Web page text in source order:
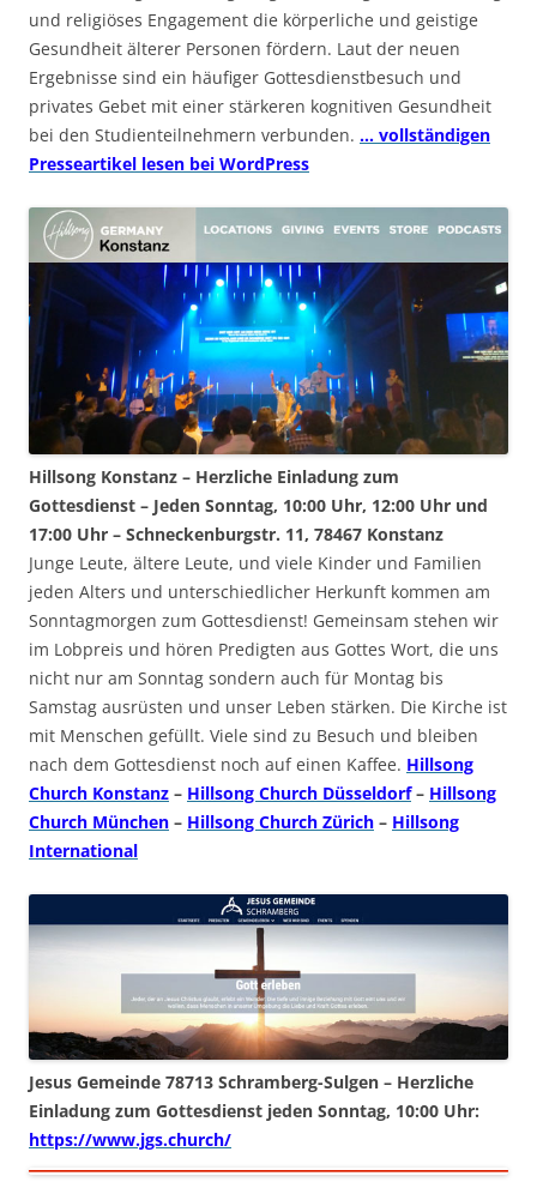
und religiöses Engagement die körperliche und geistige
Gesundheit älterer Personen fördern. Laut der neuen
Ergebnisse sind ein häufiger Gottesdienstbesuch und
privates Gebet mit einer stärkeren kognitiven Gesundheit
bei den Studienteilnehmern verbunden. … vollständigen
Presseartikel lesen bei WordPress
Hillsong Konstanz – Herzliche Einladung zum
Gottesdienst – Jeden Sonntag, 10:00 Uhr, 12:00 Uhr und
17:00 Uhr – Schneckenburgstr. 11, 78467 Konstanz
Junge Leute, ältere Leute, und viele Kinder und Familien
jeden Alters und unterschiedlicher Herkunft kommen am
Sonntagmorgen zum Gottesdienst! Gemeinsam stehen wir
im Lobpreis und hören Predigten aus Gottes Wort, die uns
nicht nur am Sonntag sondern auch für Montag bis
Samstag ausrüsten und unser Leben stärken. Die Kirche ist
mit Menschen gefüllt. Viele sind zu Besuch und bleiben
nach dem Gottesdienst noch auf einen Kaffee. Hillsong
Church Konstanz – Hillsong Church Düsseldorf– Hillsong
Church München – Hillsong Church Zürich – Hillsong
International
Jesus Gemeinde 78713 Schramberg-Sulgen – Herzliche
Einladung zum Gottesdienst jeden Sonntag, 10:00 Uhr:
https://www.jgs.church/